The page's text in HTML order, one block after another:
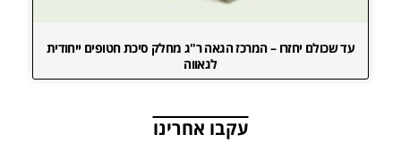
עד שכולם יחזרו – המרכז הגאה ר"ג מחלק סיכת חטופים ייחודית
לגאווה
עקבו אחרינו